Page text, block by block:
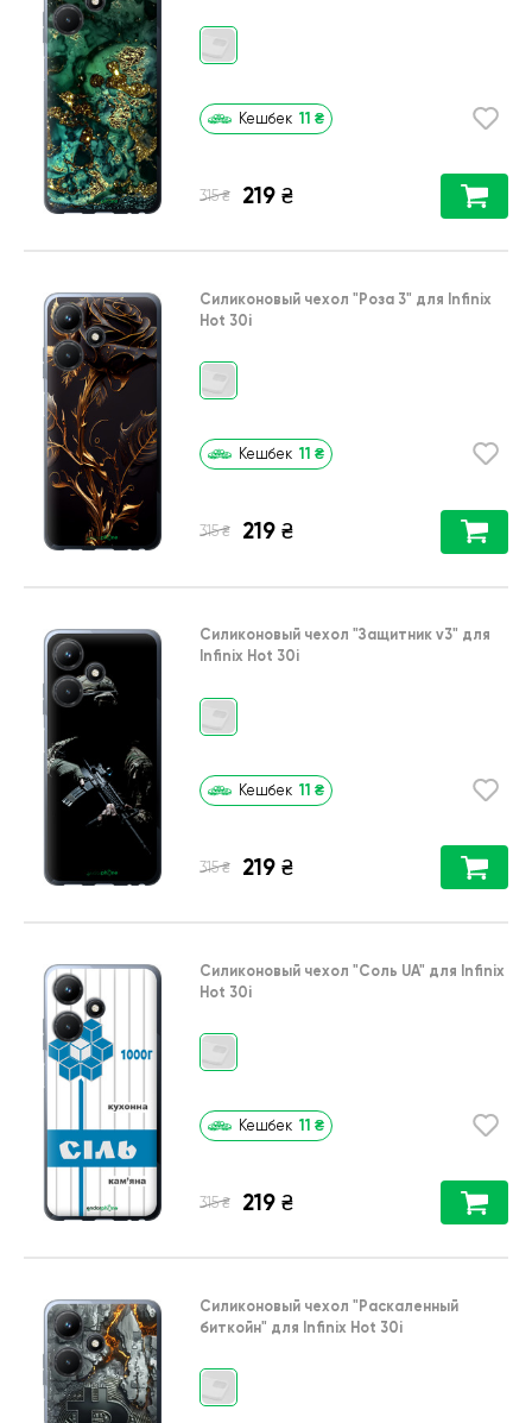
Кешбек 11 ₴
315 ₴ 219 ₴
Силиконовый чехол "Роза 3" для Infinix
Hot 30i
Кешбек 11 ₴
315 ₴ 219 ₴
Силиконовый чехол "Защитник v3" для
Infinix Hot 30i
Кешбек 11 ₴
315 ₴ 219 ₴
Силиконовый чехол "Соль UA" для Infinix
Hot 30i
Кешбек 11 ₴
315 ₴ 219 ₴
Силиконовый чехол "Раскаленный
биткойн" для Infinix Hot 30i